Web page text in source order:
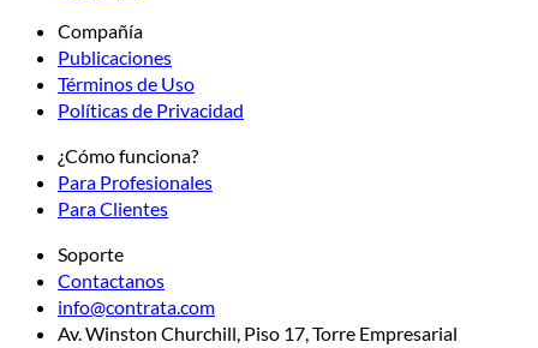
Compañía
Publicaciones
Términos de Uso
Políticas de Privacidad
¿Cómo funciona?
Para Profesionales
Para Clientes
Soporte
Contactanos
info@contrata.com
Av. Winston Churchill, Piso 17, Torre Empresarial